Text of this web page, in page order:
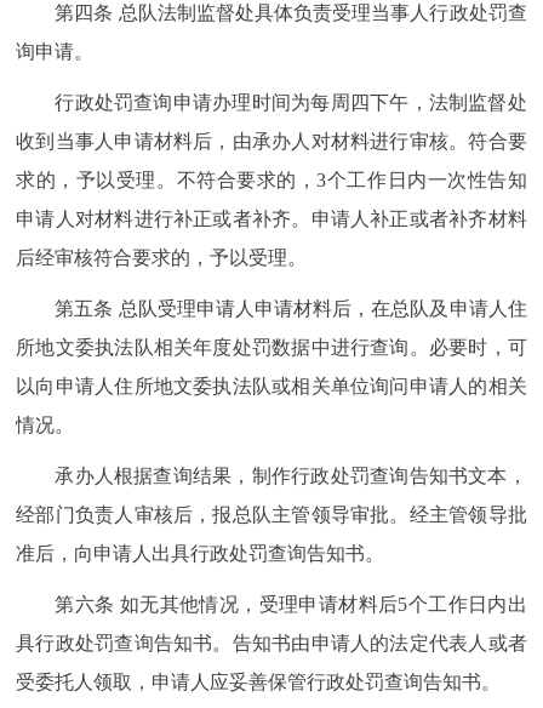
第四条 总队法制监督处具体负责受理当事人行政处罚查
询申请。
行政处罚查询申请办理时间为每周四下午，法制监督处
收到当事人申请材料后，由承办人对材料进行审核。符合要
求的，予以受理。不符合要求的，3个工作日内一次性告知
申请人对材料进行补正或者补齐。申请人补正或者补齐材料
后经审核符合要求的，予以受理。
第五条 总队受理申请人申请材料后，在总队及申请人住
所地文委执法队相关年度处罚数据中进行查询。必要时，可
以向申请人住所地文委执法队或相关单位询问申请人的相关
情况。
承办人根据查询结果，制作行政处罚查询告知书文本，
经部门负责人审核后，报总队主管领导审批。经主管领导批
准后，向申请人出具行政处罚查询告知书。
第六条 如无其他情况，受理申请材料后5个工作日内出
具行政处罚查询告知书。告知书由申请人的法定代表人或者
受委托人领取，申请人应妥善保管行政处罚查询告知书。